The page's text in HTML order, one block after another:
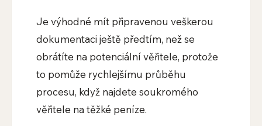
Je výhodné mít připravenou veškerou
dokumentaci ještě předtím, než se
obrátíte na potenciální věřitele, protože
to pomůže rychlejšímu průběhu
procesu, když najdete soukromého
věřitele na těžké peníze.